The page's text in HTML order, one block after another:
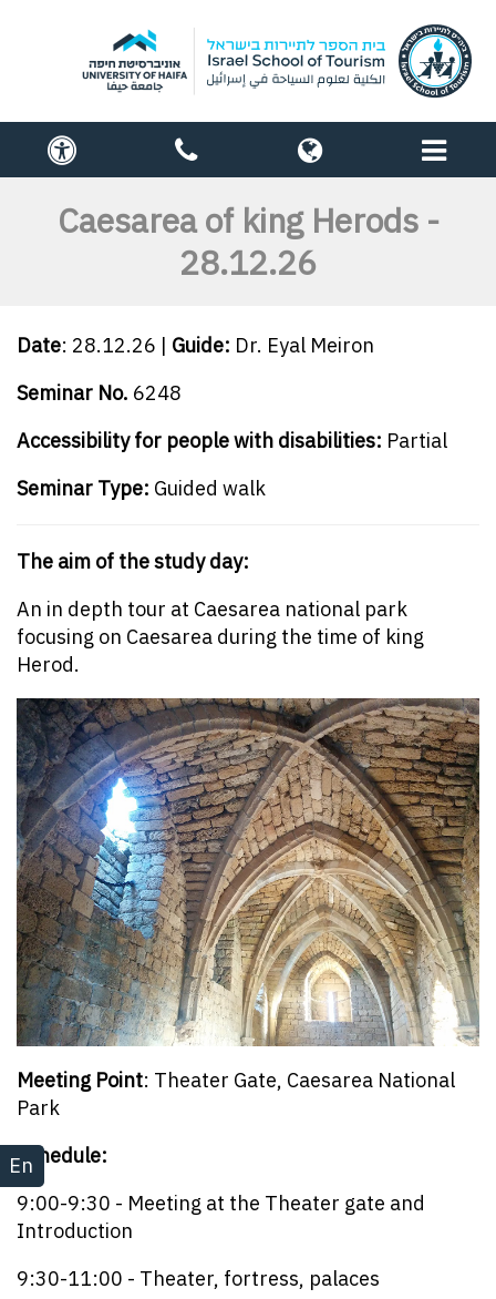
En
תפריט globe
contact
us
Caesarea of king Herods -
28.12.26
Date: 28.12.26 | Guide: Dr. Eyal Meiron
Seminar No. 6248
Accessibility for people with disabilities: Partial
Seminar Type: Guided walk
The aim of the study day:
An in depth tour at Caesarea national park
focusing on Caesarea during the time of king
Herod.
Meeting Point: Theater Gate, Caesarea National
Park
Schedule:
9:00-9:30 - Meeting at the Theater gate and
Introduction
9:30-11:00 - Theater, fortress, palaces